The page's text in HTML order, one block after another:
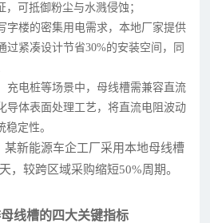
可抵御粉尘与水溅侵蚀；
字楼的密集用电需求，本地厂家提供
过紧凑设计节省30%的安装空间，同
充电桩等场景中，母线槽需兼容直流
导体表面处理工艺，将直流电阻波动
定性。
新能源车企工厂采用本地母线槽
，较跨区域采购缩短50%周期。
线槽的四大关键指标